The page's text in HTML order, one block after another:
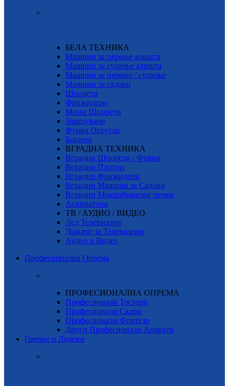
БЕЛА ТЕХНИКА
Машини за перење алишта
Машини за сушење алишта
Машини за перење / сушење
Машини за садови
Шпорети
Фрижидери
Мини Шпорети
Замрзувачи
Фурна Округла
Бојлери
ВГРАДНА ТЕХНИКА
Вградни Шпорети / Фурни
Вградни Плотни
Вградни Фрижидери
Вградни Машини за Садови
Вградни Микробранови печки
Аспиратори
ТВ / АУДИО / ВИДЕО
Лед Телевизори
Држачи за Телевизори
Аудио и Видео
Професионална Опрема
ПРОФЕСИОНАЛНА ОПРЕМА
Професионали Тостери
Професионали Скари
Професионали Фритези
Други Професионали Апарати
Греење и Ладење